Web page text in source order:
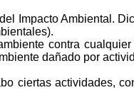
Impacto Ambiental.
contra
dañado por
ciertas actividades,